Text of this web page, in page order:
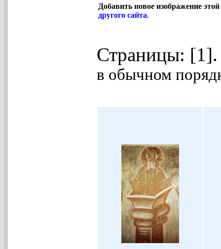
Добавить новое изображение
другого сайта.
Страницы:
в обычном